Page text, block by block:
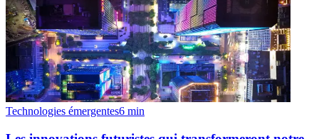
Technologies émergentes6 min